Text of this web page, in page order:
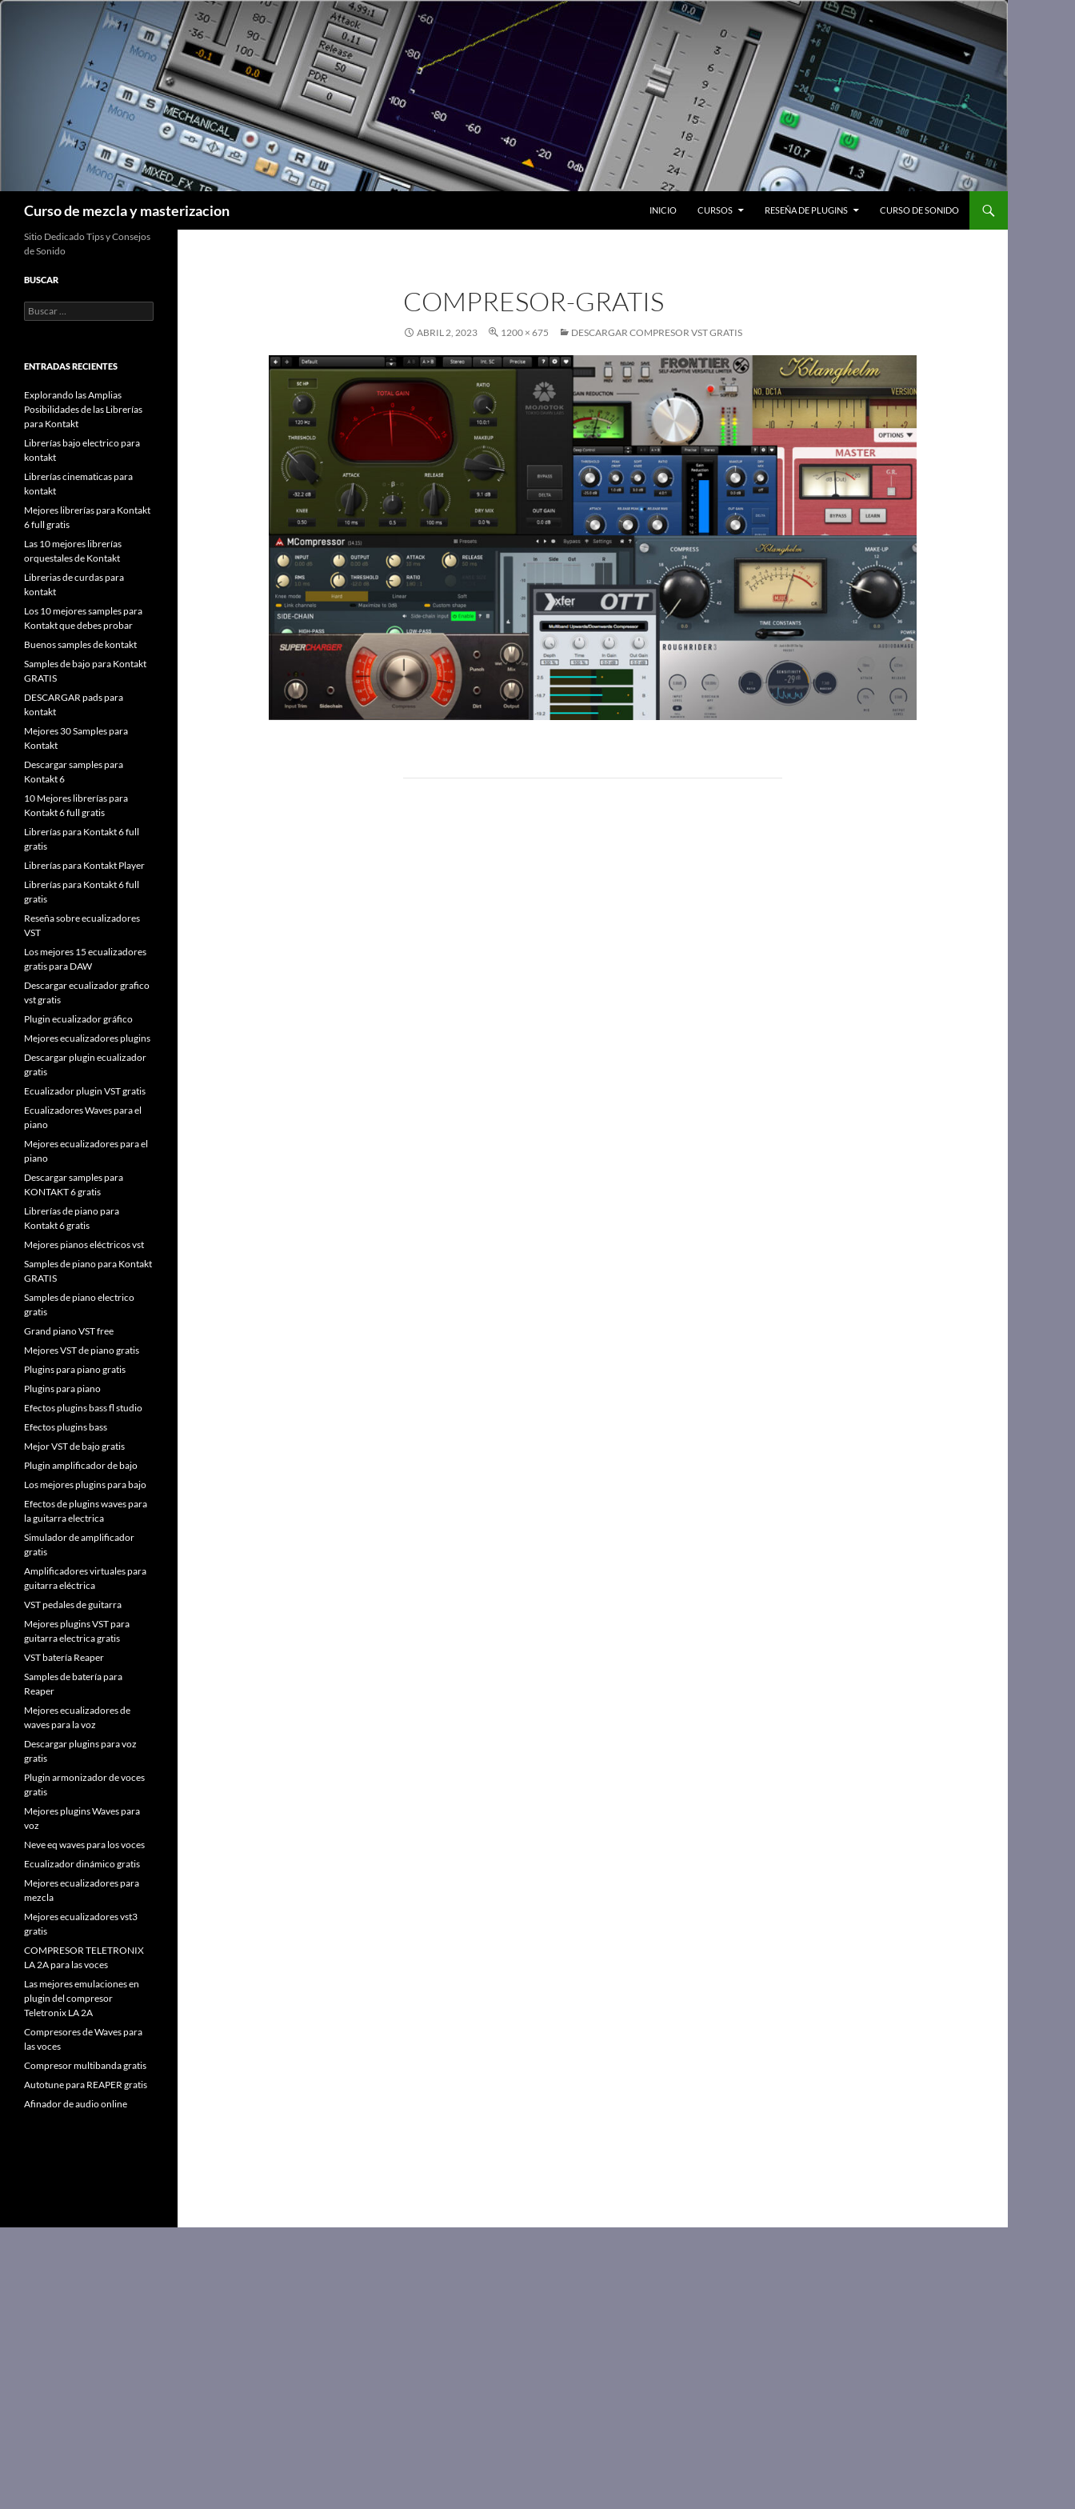
Saltar
Curso de mezcla y masterizacion INICIO CURSOS RESEÑA DE PLUGINS CURSO DE SONIDO
COMPRESOR-GRATIS
ABRIL 2, 2023 1200 × 675 DESCARGAR COMPRESOR VST GRATIS
Sitio Dedicado Tips y Consejos
de Sonido
BUSCAR
Buscar:
ENTRADAS RECIENTES
Explorando las Amplias
Posibilidades de las Librerías
para Kontakt
Librerías bajo electrico para
kontakt
Librerías cinematicas para
kontakt
Mejores librerías para Kontakt
6 full gratis
Las 10 mejores librerías
orquestales de Kontakt
Librerias de curdas para
kontakt
Los 10 mejores samples para
Kontakt que debes probar
Buenos samples de kontakt
Samples de bajo para Kontakt
GRATIS
DESCARGAR pads para
kontakt
Mejores 30 Samples para
Kontakt
Descargar samples para
Kontakt 6
10 Mejores librerías para
Kontakt 6 full gratis
Librerías para Kontakt 6 full
gratis
Librerías para Kontakt Player
Librerías para Kontakt 6 full
gratis
Reseña sobre ecualizadores
VST
Los mejores 15 ecualizadores
gratis para DAW
Descargar ecualizador grafico
vst gratis
Plugin ecualizador gráfico
Mejores ecualizadores plugins
Descargar plugin ecualizador
gratis
Ecualizador plugin VST gratis
Ecualizadores Waves para el
piano
Mejores ecualizadores para el
piano
Descargar samples para
KONTAKT 6 gratis
Librerías de piano para
Kontakt 6 gratis
Mejores pianos eléctricos vst
Samples de piano para Kontakt
GRATIS
Samples de piano electrico
gratis
Grand piano VST free
Mejores VST de piano gratis
Plugins para piano gratis
Plugins para piano
Efectos plugins bass fl studio
Efectos plugins bass
Mejor VST de bajo gratis
Plugin amplificador de bajo
Los mejores plugins para bajo
Efectos de plugins waves para
la guitarra electrica
Simulador de amplificador
gratis
Amplificadores virtuales para
guitarra eléctrica
VST pedales de guitarra
Mejores plugins VST para
guitarra electrica gratis
VST batería Reaper
Samples de batería para
Reaper
Mejores ecualizadores de
waves para la voz
Descargar plugins para voz
gratis
Plugin armonizador de voces
gratis
Mejores plugins Waves para
voz
Neve eq waves para los voces
Ecualizador dinámico gratis
Mejores ecualizadores para
mezcla
Mejores ecualizadores vst3
gratis
COMPRESOR TELETRONIX
LA 2A para las voces
Las mejores emulaciones en
plugin del compresor
Teletronix LA 2A
Compresores de Waves para
las voces
Compresor multibanda gratis
Autotune para REAPER gratis
Afinador de audio online